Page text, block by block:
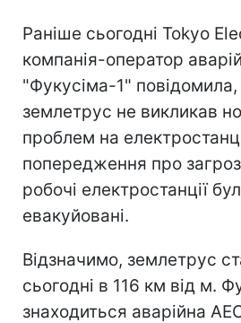
Раніше сьогодні Tokyo
компанія-оператор
"Фукусіма-1"
землетрус не викликав
проблем на
попередження про
робочі електростанції
евакуйовані.
Відзначимо, землетрус
сьогодні в 116 км від м.
знаходиться аварійна